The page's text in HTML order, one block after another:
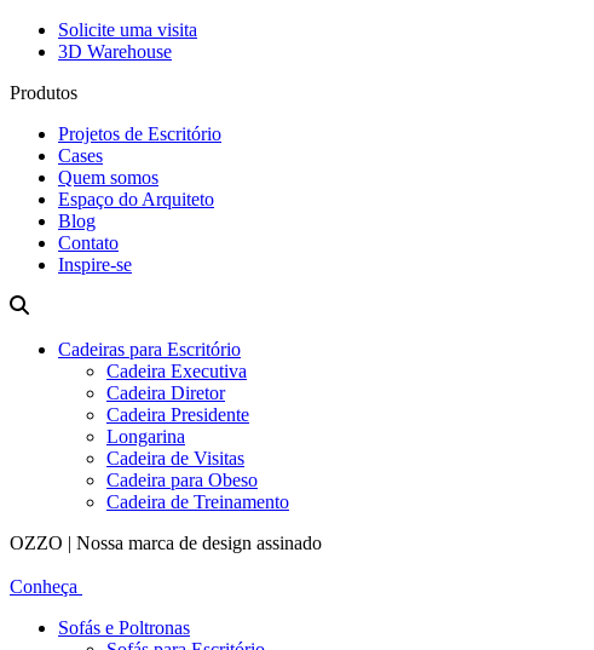
Solicite uma visita
3D Warehouse
Produtos
Projetos de Escritório
Cases
Quem somos
Espaço do Arquiteto
Blog
Contato
Inspire-se
Cadeiras para Escritório
Cadeira Executiva
Cadeira Diretor
Cadeira Presidente
Longarina
Cadeira de Visitas
Cadeira para Obeso
Cadeira de Treinamento
OZZO | Nossa marca de design assinado
Conheça
Sofás e Poltronas